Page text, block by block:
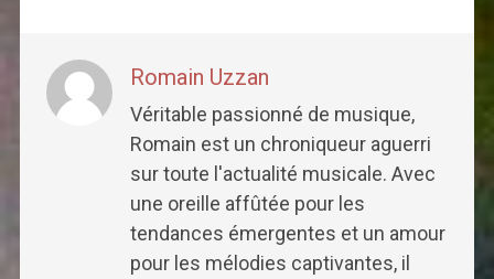
Romain Uzzan
Véritable passionné de musique,
Romain est un chroniqueur aguerri
sur toute l'actualité musicale. Avec
une oreille affûtée pour les
tendances émergentes et un amour
pour les mélodies captivantes, il